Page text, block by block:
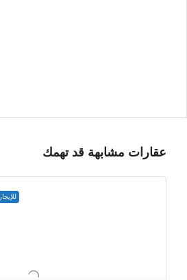
عقارات مشابهة قد تهمك
للإيجار